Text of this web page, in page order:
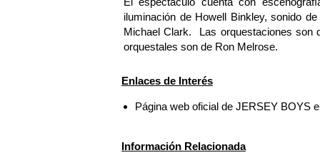
iluminación de Howell Binkley, sonido
Michael Clark. Las orquestaciones son
orquestales son de Ron Melrose.
Enlaces de Interés
Página web oficial de JERSEY BOYS
Información Relacionada